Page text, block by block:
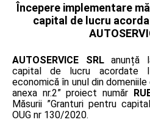
Începere implementare
capital de lucru
AUTOSERVICE SRLanunță
capital de lucru acordate
economică în unul din
anexa nr.2” proiect număr
Măsurii ”Granturi pentru
OUG nr 130/2020.